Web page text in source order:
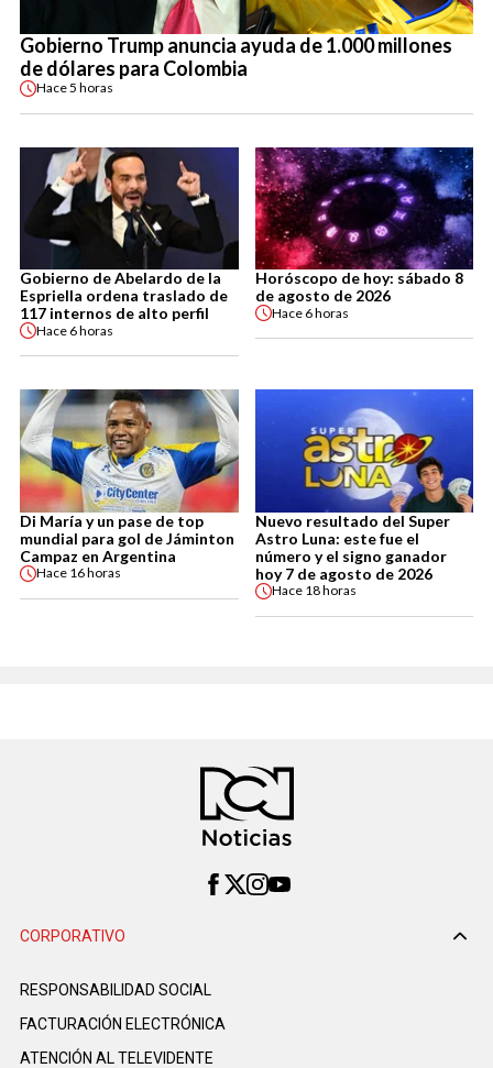
Gobierno Trump anuncia ayuda de 1.000 millones
de dólares para Colombia
Hace5 horas
Gobierno de Abelardo de la
Espriella ordena traslado de
117 internos de alto perfil
Hace 6 horas
Horóscopo de hoy: sábado 8
de agosto de 2026
Hace 6 horas
Di María y un pase de top
mundial para gol de Jáminton
Campaz en Argentina
Hace 16 horas
Nuevo resultado del Super
Astro Luna: este fue el
número y el signo ganador
hoy 7 de agosto de 2026
Hace 18 horas
CORPORATIVO
RESPONSABILIDAD SOCIAL
FACTURACIÓN ELECTRÓNICA
ATENCIÓN AL TELEVIDENTE